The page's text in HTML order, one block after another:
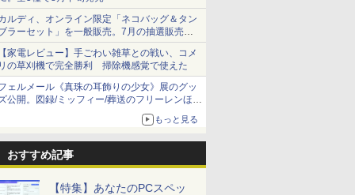
ルディ、オンライン限定「ネコバッグ＆タン
ラーセット」を一般販売。7月の抽選販売の
選無効分
家電レビュー】手ごわい雑草との戦い、コメ
の草刈機で完全勝利 掃除機感覚で使えた
ェルメール《真珠の耳飾りの少女》展のグッ
公開。図録/ミッフィー/葬送のフリーレンほ
もっと見る
おすすめ記事
【特集】あなたのPCスペッ